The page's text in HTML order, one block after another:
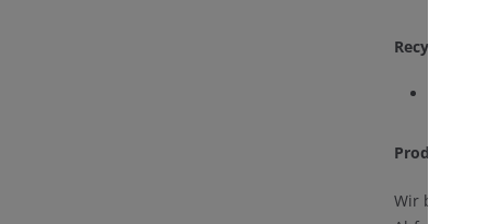
Recycling
Produkte/
Wir bieten